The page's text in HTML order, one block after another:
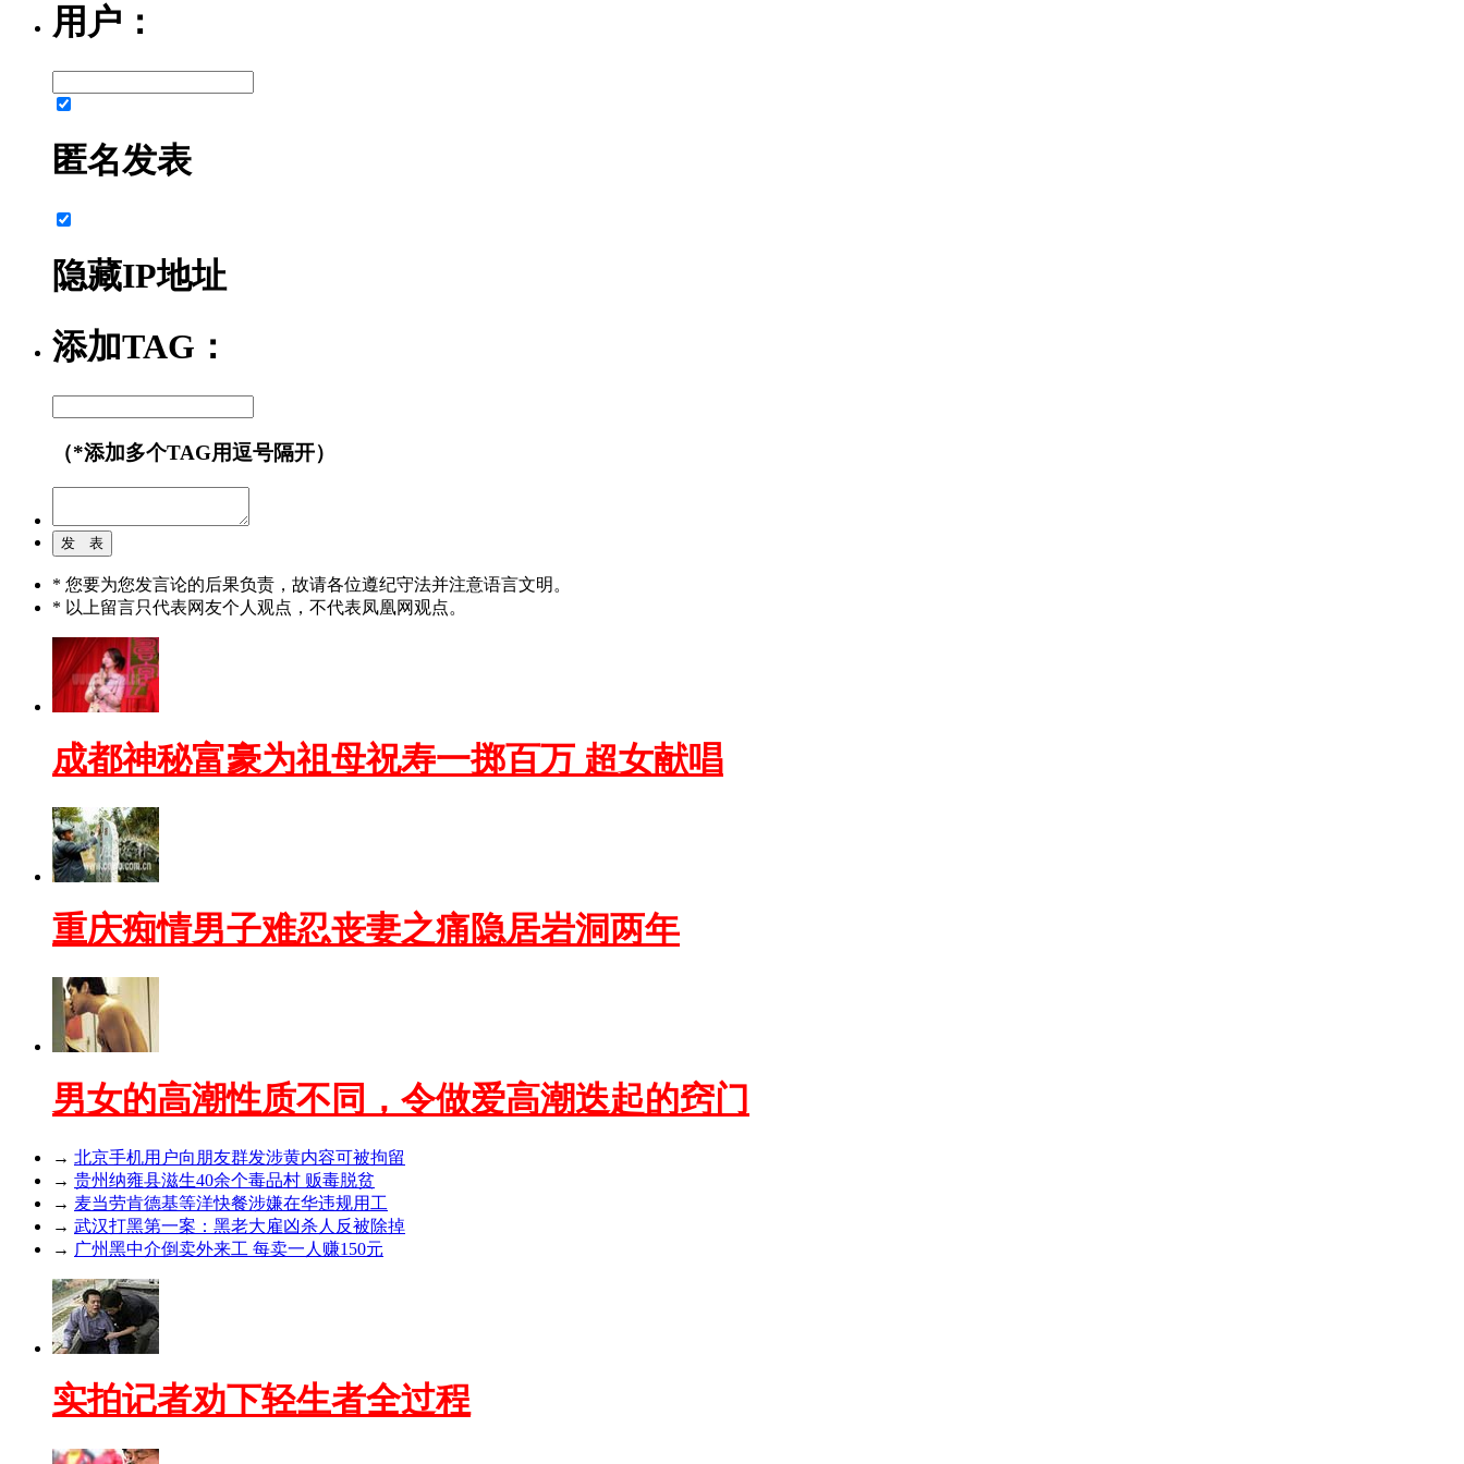
用户：
匿名发表
隐藏IP地址
添加TAG：
（*添加多个TAG用逗号隔开）
* 您要为您发言论的后果负责，故请各位遵纪守法并注意语言文明。
* 以上留言只代表网友个人观点，不代表凤凰网观点。
成都神秘富豪为祖母祝寿一掷百万 超女献唱
重庆痴情男子难忍丧妻之痛隐居岩洞两年
男女的高潮性质不同，令做爱高潮迭起的窍门
→ 北京手机用户向朋友群发涉黄内容可被拘留
→ 贵州纳雍县滋生40余个毒品村 贩毒脱贫
→ 麦当劳肯德基等洋快餐涉嫌在华违规用工
→ 武汉打黑第一案：黑老大雇凶杀人反被除掉
→ 广州黑中介倒卖外来工 每卖一人赚150元
实拍记者劝下轻生者全过程